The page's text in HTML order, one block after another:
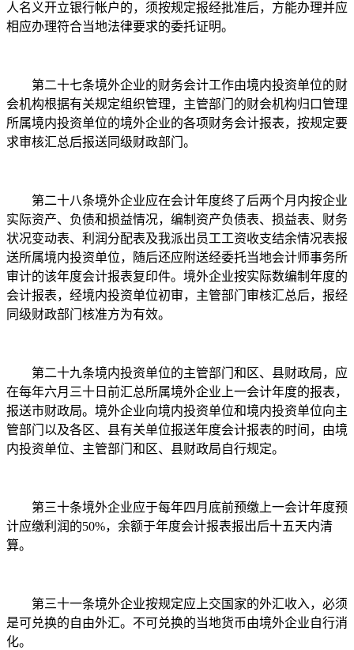
人名义开立银行帐户的，须按规定报经批准后，方能办理并应
相应办理符合当地法律要求的委托证明。
第二十七条境外企业的财务会计工作由境内投资单位的财
会机构根据有关规定组织管理，主管部门的财会机构归口管理
所属境内投资单位的境外企业的各项财务会计报表，按规定要
求审核汇总后报送同级财政部门。
第二十八条境外企业应在会计年度终了后两个月内按企业
实际资产、负债和损益情况，编制资产负债表、损益表、财务
状况变动表、利润分配表及我派出员工工资收支结余情况表报
送所属境内投资单位，随后还应附送经委托当地会计师事务所
审计的该年度会计报表复印件。境外企业按实际数编制年度的
会计报表，经境内投资单位初审，主管部门审核汇总后，报经
同级财政部门核准方为有效。
第二十九条境内投资单位的主管部门和区、县财政局，应
在每年六月三十日前汇总所属境外企业上一会计年度的报表，
报送市财政局。境外企业向境内投资单位和境内投资单位向主
管部门以及各区、县有关单位报送年度会计报表的时间，由境
内投资单位、主管部门和区、县财政局自行规定。
第三十条境外企业应于每年四月底前预缴上一会计年度预
计应缴利润的50%，余额于年度会计报表报出后十五天内清
算。
第三十一条境外企业按规定应上交国家的外汇收入，必须
是可兑换的自由外汇。不可兑换的当地货币由境外企业自行消
化。